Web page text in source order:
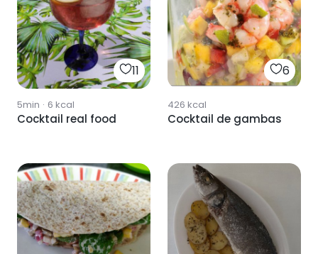
11
5min · 6 kcal
Cocktail real food
6
426 kcal
Cocktail de gambas